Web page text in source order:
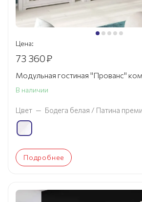
Цена:
73 360₽
Модульная гостиная "Прованс"
В наличии
Цвет — Бодега белая / Патина
Подробнее